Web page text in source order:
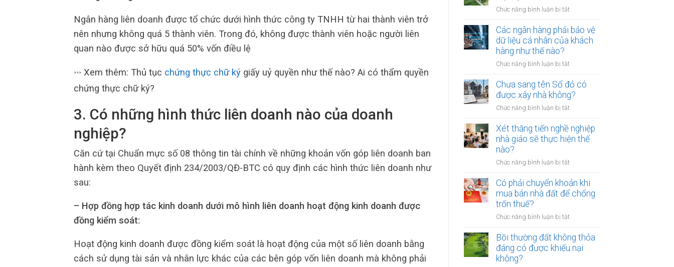
Ngân hàng liên doanh được tổ chức dưới hình thức công ty TNHH từ hai thành viên trở
nên nhưng không quá 5 thành viên. Trong đó, không được thành viên hoặc người liên
quan nào được sở hữu quá 50% vốn điều lệ
>>> Xem thêm: Thủ tục chứng thực chữ ký giấy uỷ quyền như thế nào? Ai có thẩm quyền
chứng thực chữ ký?
3. Có những hình thức liên doanh nào của doanh
nghiệp?
Căn cứ tại Chuẩn mực số 08 thông tin tài chính về những khoản vốn góp liên doanh ban
hành kèm theo Quyết định 234/2003/QĐ-BTC có quy định các hình thức liên doanh như
sau:
– Hợp đồng hợp tác kinh doanh dưới mô hình liên doanh hoạt động kinh doanh được
đồng kiểm soát:
Hoạt động kinh doanh được đồng kiểm soát là hoạt động của một số liên doanh bằng
cách sử dụng tài sản và nhân lực khác của các bên góp vốn liên doanh mà không phải
bao
nhiêu?
đất
có
bắt
tại
UBND
cấp
Chức năng bình luận bị tắt
định
thu
có
lực
bao
Các ngân hàng phải bảo vệ
dữ liệu cá nhân của khách
hàng như thế nào?
Chức năng bình luận bị tắt
ngân
hàng
phải
bảo
dữ
liệu
khách
hàng
như
Chưa sang tên Sổ đỏ có
được xây nhà không?
Chức năng bình luận bị tắt
sang
tên
Sổ
có
xây
nhà
Xét thăng tiến nghề nghiệp
nhà giáo sẽ thực hiện thế
nào?
Chức năng bình luận bị tắt
thăng
tiến
nhà
sẽ
thực
Có phải chuyển khoản khi
mua bán nhà đất để chống
trốn thuế?
Chức năng bình luận bị tắt
phải
chuyển
khoản
Bồi thường đất không thỏa
đáng có được khiếu nại
không?